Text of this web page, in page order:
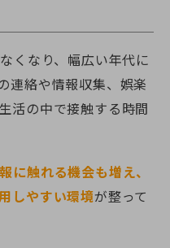
くなり、幅広い年代に
連絡や情報収集、娯楽
活の中で接触する時間
に触れる機会も増え、
しやすい環境が整って